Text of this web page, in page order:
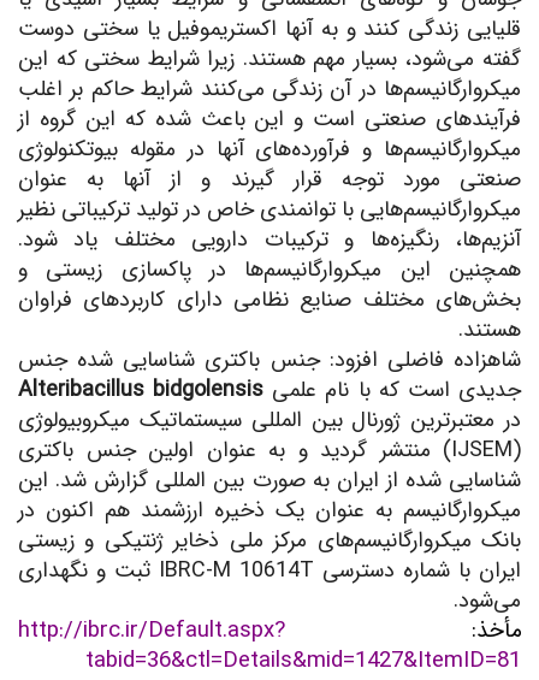
قلیایی زندگی کنند و به آنها اکستریموفیل یا سختی دوست
گفته می‌شود، بسیار مهم هستند. زیرا شرایط سختی که این
میکروارگانیسم‌ها در آن زندگی می‌کنند شرایط حاکم بر اغلب
فرآیندهای صنعتی است و این باعث شده که این گروه از
میکروارگانیسم‌ها و فرآورده‌های آنها در مقوله بیوتکنولوژی
صنعتی مورد توجه قرار گیرند و از آنها به عنوان
میکروارگانیسم‌هایی با توانمندی خاص در تولید ترکیباتی نظیر
آنزیم‌ها، رنگیزه‌ها و ترکیبات دارویی مختلف یاد شود.
همچنین این میکروارگانیسم‌ها در پاکسازی زیستی و
بخش‌های مختلف صنایع نظامی دارای کاربردهای فراوان
هستند.
شاهزاده فاضلی افزود: جنس باکتری شناسایی شده جنس
جدیدی است که با نام علمی Alteribacillus bidgolensis
در معتبرترین ژورنال بین المللی سیستماتیک میکروبیولوژی
(
IJSEM) منتشر گردید و به عنوان اولین جنس باکتری
شناسایی شده از ایران به صورت بین المللی گزارش شد. این
میکروارگانیسم به عنوان یک ذخیره ارزشمند هم اکنون در
بانک میکروارگانیسم‌های مرکز ملی ذخایر ژنتیکی و زیستی
ایران با شماره دسترسی IBRC-M 10614T ثبت و نگهداری
می‌شود.
مأخذ: http://ibrc.ir/Default.aspx?
tabid=36&ctl=Details&mid=1427&ItemID=81